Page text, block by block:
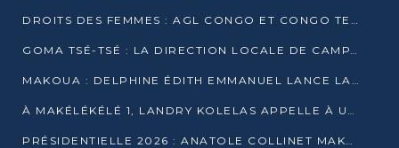
DROITS DES FEMMES : AGL CONGO ET CONGO TERMINAL METTENT EN AVANT LE LEADERSHIP FÉMININ
GOMA TSÉ-TSÉ : LA DIRECTION LOCALE DE CAMPAGNE INTENSIFIE LA SENSIBILISATION DANS LES VILLAGES
MAKOUA : DELPHINE ÉDITH EMMANUEL LANCE LA CAMPAGNE POUR DENIS SASSOU-N’GUESSO
À MAKÉLÉKÉLÉ 1, LANDRY KOLELAS APPELLE À UNE MOBILISATION MASSIVE EN FAVEUR DE DENIS SASSOU-N’GUESSO
PRÉSIDENTIELLE 2026 : ANATOLE COLLINET MAKOSSO DÉFEND LE PROJET DE SOCIÉTÉ DE DENIS SASSOU NGUESSO